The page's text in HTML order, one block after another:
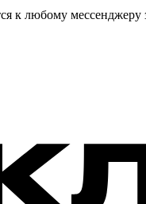
к любому мессенджеру